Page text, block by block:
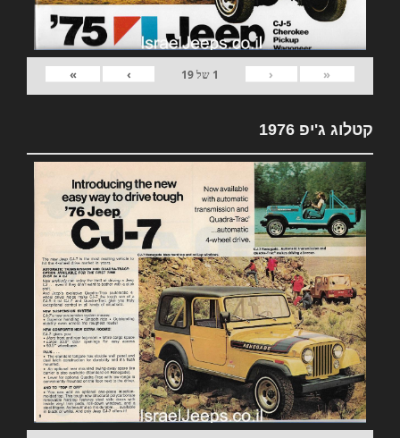
«
‹
1 של19
›
»
קטלוג ג'יפ 1976